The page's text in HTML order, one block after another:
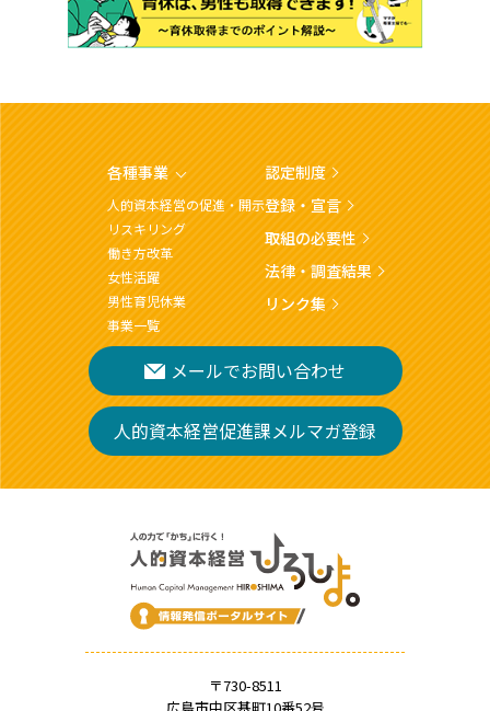
各種事業
人的資本経営の促進・開示
リスキリング
働き方改革
女性活躍
男性育児休業
事業一覧
認定制度
登録・宣言
取組の必要性
法律・調査結果
リンク集
メールでお問い合わせ
人的資本経営促進課メルマガ登録
〒730-8511